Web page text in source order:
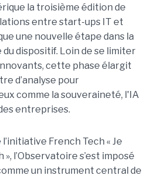
la troisième édition de
entre start-ups IT et
une nouvelle étape dans la
dispositif. Loin de se limiter
cette phase élargit
d’analyse pour
comme la souveraineté, l'IA
entreprises.
French Tech « Je
l’Observatoire s’est imposé
un instrument central de